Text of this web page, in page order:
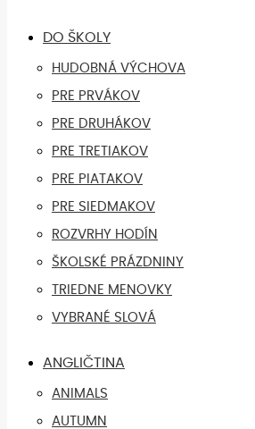
DO ŠKOLY
HUDOBNÁ VÝCHOVA
PRE PRVÁKOV
PRE DRUHÁKOV
PRE TRETIAKOV
PRE PIATAKOV
PRE SIEDMAKOV
ROZVRHY HODÍN
ŠKOLSKÉ PRÁZDNINY
TRIEDNE MENOVKY
VYBRANÉ SLOVÁ
ANGLIČTINA
ANIMALS
AUTUMN